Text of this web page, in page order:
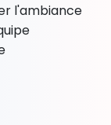
l'ambiance